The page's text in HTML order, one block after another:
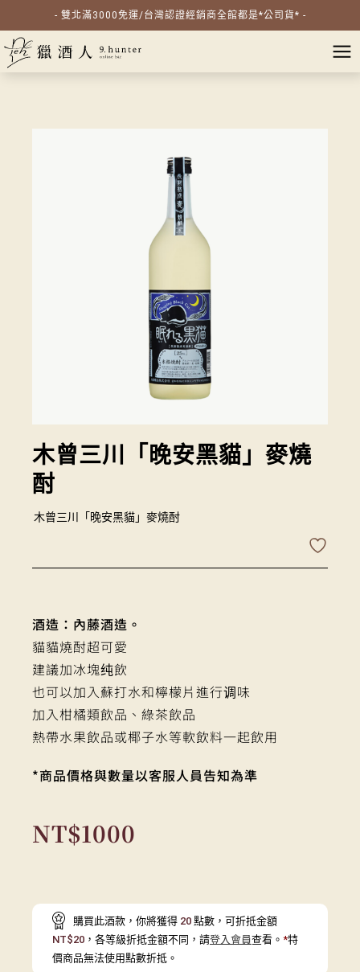
- 雙北滿3000免運/台灣認證經銷商全館都是*公司貨* -
木曾三川「晚安黑貓」麥燒
酎
木曾三川「晚安黑貓」麥燒酎
酒造： 內藤酒造 。
貓貓燒酎超可愛
建議加冰塊纯飲
也可以加入蘇打水和檸檬片進行调味
加入柑橘類飲品、綠茶飲品
熱帶水果飲品或椰子水等軟飲料一起飲用
*商品價格與數量以客服人員告知為準
NT$1000
購買此酒款，你將獲得 20 點數，可折抵金額
NT$20 ，各等級折抵金額不同，請登入會員查看。 *特
價商品無法使用點數折抵。